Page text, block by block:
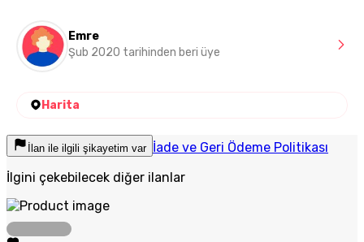
Emre
Şub 2020 tarihinden beri üye
Harita
İlan ile ilgili şikayetim var İade ve Geri Ödeme Politikası
İlgini çekebilecek diğer ilanlar